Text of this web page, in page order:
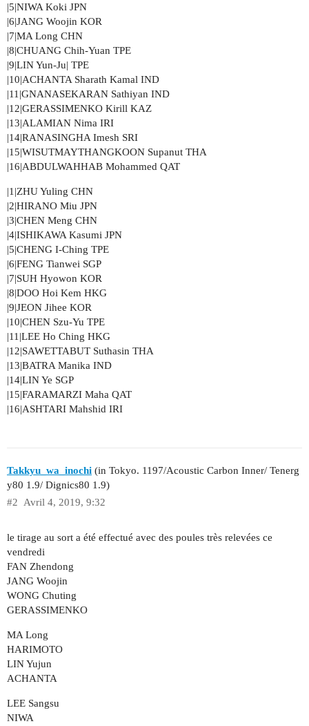
|5|NIWA Koki JPN
|6|JANG Woojin KOR
|7|MA Long CHN
|8|CHUANG Chih-Yuan TPE
|9|LIN Yun-Ju| TPE
|10|ACHANTA Sharath Kamal IND
|11|GNANASEKARAN Sathiyan IND
|12|GERASSIMENKO Kirill KAZ
|13|ALAMIAN Nima IRI
|14|RANASINGHA Imesh SRI
|15|WISUTMAYTHANGKOON Supanut THA
|16|ABDULWAHHAB Mohammed QAT
|1|ZHU Yuling CHN
|2|HIRANO Miu JPN
|3|CHEN Meng CHN
|4|ISHIKAWA Kasumi JPN
|5|CHENG I-Ching TPE
|6|FENG Tianwei SGP
|7|SUH Hyowon KOR
|8|DOO Hoi Kem HKG
|9|JEON Jihee KOR
|10|CHEN Szu-Yu TPE
|11|LEE Ho Ching HKG
|12|SAWETTABUT Suthasin THA
|13|BATRA Manika IND
|14|LIN Ye SGP
|15|FARAMARZI Maha QAT
|16|ASHTARI Mahshid IRI
Takkyu_wa_inochi (in Tokyo. 1197/Acoustic Carbon Inner/ Tenerg
y80 1.9/ Dignics80 1.9)
Avril 4, 2019, 9:32
#2
le tirage au sort a été effectué avec des poules très relevées ce
vendredi
FAN Zhendong
JANG Woojin
WONG Chuting
GERASSIMENKO
MA Long
HARIMOTO
LIN Yujun
ACHANTA
LEE Sangsu
NIWA